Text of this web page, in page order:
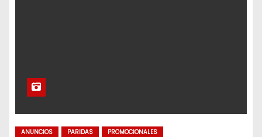
ANUNCIOS PARIDAS PROMOCIONALES